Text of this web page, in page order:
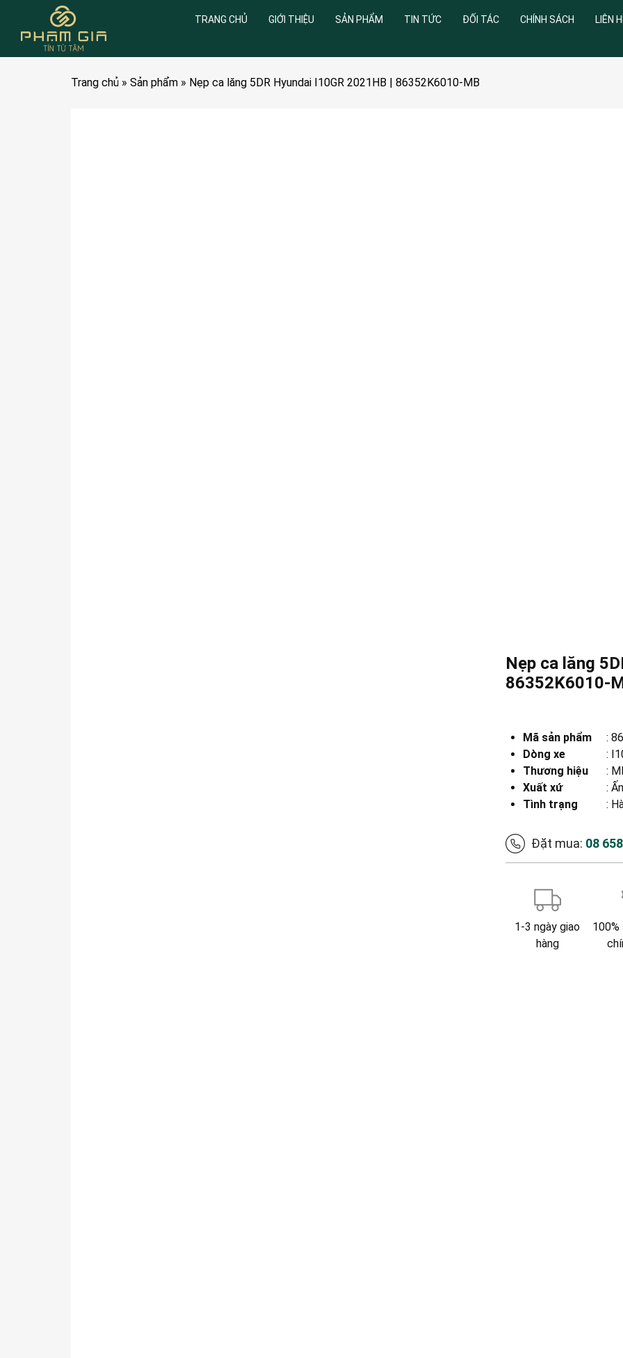
TRANG CHỦ GIỚI THIỆU SẢN PHẨM TIN TỨC ĐỐI TÁC CHÍNH SÁCH LIÊN
Trang chủ » Sản phẩm » Nẹp ca lăng 5DR Hyundai I10GR 2021HB | 86352K6010-MB
Nẹp ca lăng
86352K6010-
Mã sản phẩm :
Dòng xe
:
Thương hiệu
:
Xuất xứ
:
Tình trạng
:
Đặt mua: 08
1-3 ngày giao
hàng
100%